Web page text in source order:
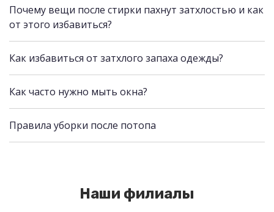
Почему вещи после стирки пахнут затхлостью и как
от этого избавиться?
Как избавиться от затхлого запаха одежды?
Как часто нужно мыть окна?
Правила уборки после потопа
Наши филиалы